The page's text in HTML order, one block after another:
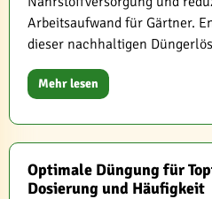
Arbeitsaufwand für Gärtner.
dieser nachhaltigen
Mehr lesen
Optimale Düngung für
Dosierung und Häufigkeit